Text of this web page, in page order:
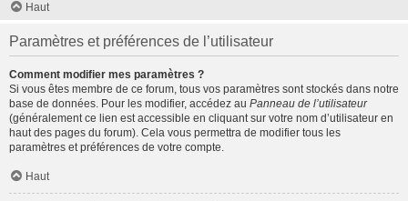
Haut
Paramètres et préférences de l’utilisateur
Comment modifier mes paramètres ?
Si vous êtes membre de ce forum, tous vos paramètres sont stockés dans notre
base de données. Pour les modifier, accédez au Panneau de l’utilisateur
(généralement ce lien est accessible en cliquant sur votre nom d’utilisateur en
haut des pages du forum). Cela vous permettra de modifier tous les
paramètres et préférences de votre compte.
Haut